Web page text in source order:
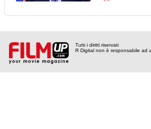
Tutti i diritti riservati
R Digital non è responsabile ad